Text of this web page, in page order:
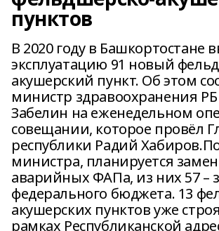
пунктов
В 2020 году в Башкортостане
эксплуатацию 91 новый
акушерский пункт. Об этом
министр здравоохранения
Забелин на еженедельном
совещании, которое провёл
республики Радий
министра, планируется
аварийных ФАПа, из них 57 –
федерального бюджета. 13
акушерских пунктов уже
рамках Республиканской